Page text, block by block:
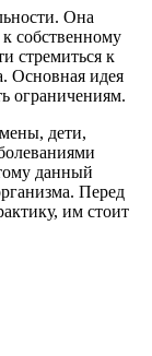
Она
собственному
стремиться к
Основная идея
ограничениям.
дети,
данный
Перед
им стоит